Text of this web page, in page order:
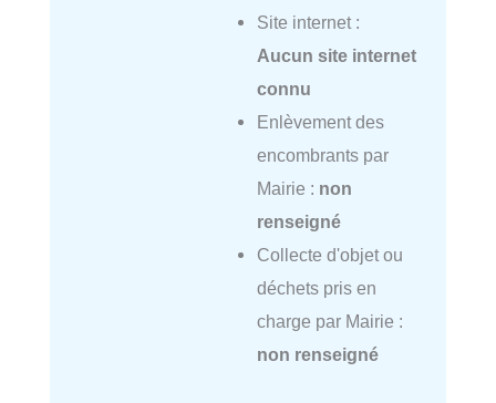
Site internet :
Aucun site internet
connu
Enlèvement des
encombrants par
Mairie : non
renseigné
Collecte d'objet ou
déchets pris en
charge par Mairie :
non renseigné